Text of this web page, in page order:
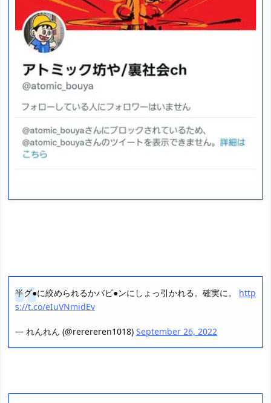
半グ●に絞められるかバビ●ンにしょっ引かれる。確実に。 http
s://t.co/eIuVNmidEv
— れんれん (@rerereren1018) September 26, 2022